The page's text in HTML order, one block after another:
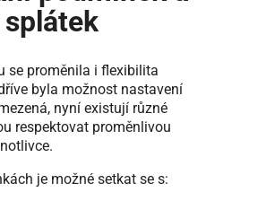
se proměnila i flexibilita
byla možnost nastavení
nyní existují různé
respektovat proměnlivou
je možné setkat se s: